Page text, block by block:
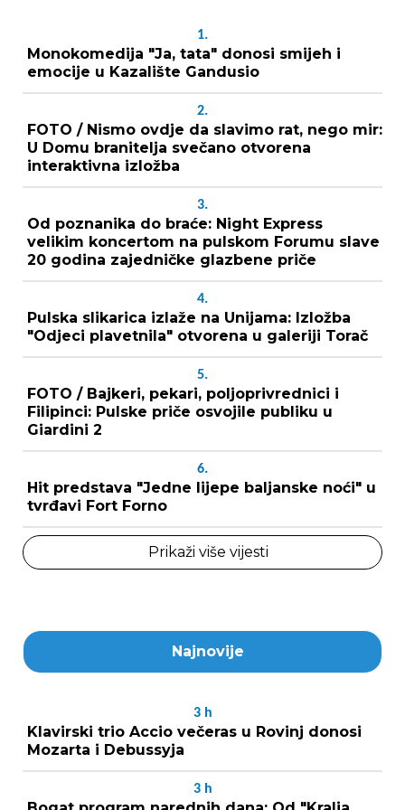
1.
Monokomedija "Ja, tata" donosi smijeh i
emocije u Kazalište Gandusio
2.
FOTO / Nismo ovdje da slavimo rat, nego mir:
U Domu branitelja svečano otvorena
interaktivna izložba
3.
Od poznanika do braće: Night Express
velikim koncertom na pulskom Forumu slave
20 godina zajedničke glazbene priče
4.
Pulska slikarica izlaže na Unijama: Izložba
"Odjeci plavetnila" otvorena u galeriji Torač
5.
FOTO / Bajkeri, pekari, poljoprivrednici i
Filipinci: Pulske priče osvojile publiku u
Giardini 2
6.
Hit predstava "Jedne lijepe baljanske noći" u
tvrđavi Fort Forno
Prikaži više vijesti
Najnovije
3 h
Klavirski trio Accio večeras u Rovinj donosi
Mozarta i Debussyja
3 h